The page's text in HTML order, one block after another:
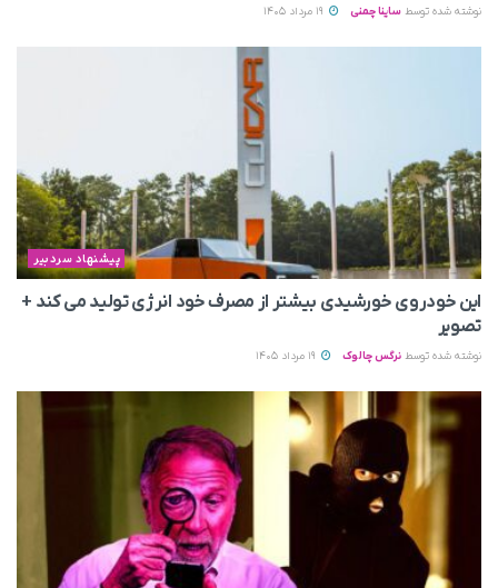
نوشته شده توسط ساینا چمنی
پیشنهاد سردبیر
این خودروی خورشیدی بیشتر از مصرف خود انرژی تولید می‌ کند +
تصویر
نوشته شده توسط نرگس چالوک